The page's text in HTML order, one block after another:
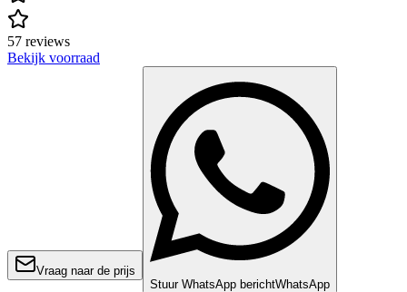
57 reviews
Bekijk voorraad
Vraag naar de prijs
Stuur WhatsApp berichtWhatsApp